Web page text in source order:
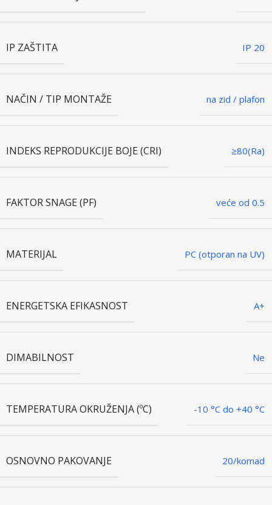
IP ZAŠTITA IP 20
NAČIN / TIP MONTAŽE na zid / plafon
INDEKS REPRODUKCIJE BOJE (CRI) ≥80(Ra)
FAKTOR SNAGE (PF) veće od 0.5
MATERIJAL PC (otporan na UV)
ENERGETSKA EFIKASNOST A+
DIMABILNOST Ne
TEMPERATURA OKRUŽENJA (ºC) -10 °C do +40 °C
OSNOVNO PAKOVANJE 20/komad